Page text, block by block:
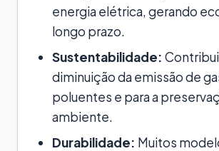
energia elétrica, gerando
longo prazo.
Sustentabilidade:
diminuição da emissão de
poluentes e para a
ambiente.
Durabilidade: Muitos